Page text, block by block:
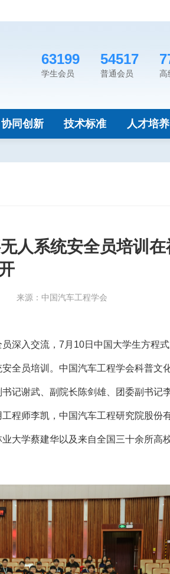
63199
学生会员
54517
普通会员 高
协同创新 技术标准 人才培养
人系统安全员培训
来源：中国汽车工程学会
深入交流，7月10日中国大学生方程
全员培训。中国汽车工程学会科普文
记谢武、副院长陈剑雄、团委副书记
程师李凯，中国汽车工程研究院股份
大学蔡建华以及来自全国三十余所高